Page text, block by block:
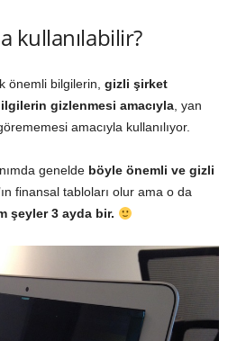
kullanılabilir?
önemli bilgilerin, gizli şirket
gizlenmesi amacıyla , yan
amacıyla kullanılıyor.
genelde böyle önemli ve gizli
finansal tabloları olur ama o da
şeyler 3 ayda bir.